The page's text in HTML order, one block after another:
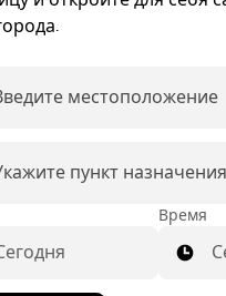
местоположение
пункт назначения
Время